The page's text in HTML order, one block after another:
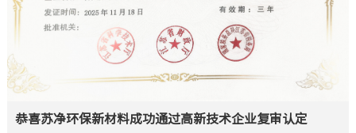
态原理消除自然水体中
的有机污染物、氮和
磷。用人工生物膜反应
器代替自然植物，具有
变化大、温度参数广等
眠期甚至死亡，系统硝
化作用几乎停止。同时
低温环境造成丝状菌大
量滋生，污泥膨胀，严
年，我国环保事态严
恭喜苏净环保新材料成功通过高新技术企业复审认定